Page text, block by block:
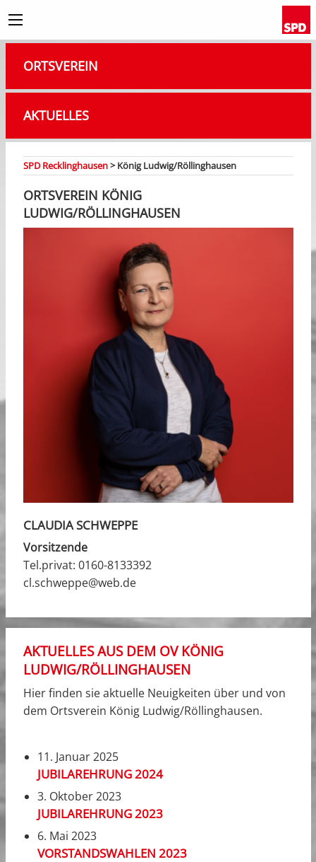
ORTSVEREIN
AKTUELLES
SPD Recklinghausen>König Ludwig/Röllinghausen
ORTSVEREIN KÖNIG
LUDWIG/RÖLLINGHAUSEN
CLAUDIA SCHWEPPE
Vorsitzende
Tel.privat: 0160-8133392
cl.schweppe@web.de
AKTUELLES AUS DEM OV KÖNIG
LUDWIG/RÖLLINGHAUSEN
Hier finden sie aktuelle Neuigkeiten über und von
dem Ortsverein König Ludwig/Röllinghausen.
11. Januar 2025
JUBILAREHRUNG 2024
3. Oktober 2023
JUBILAREHRUNG 2023
6. Mai 2023
VORSTANDSWAHLEN 2023